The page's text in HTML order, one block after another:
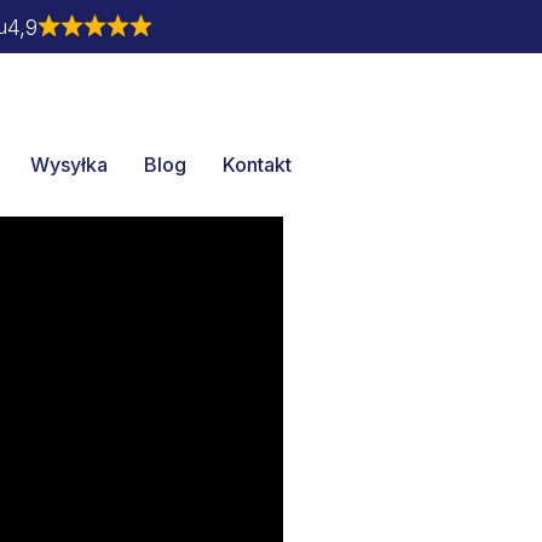
4,9
Wysyłka Blog Kontakt